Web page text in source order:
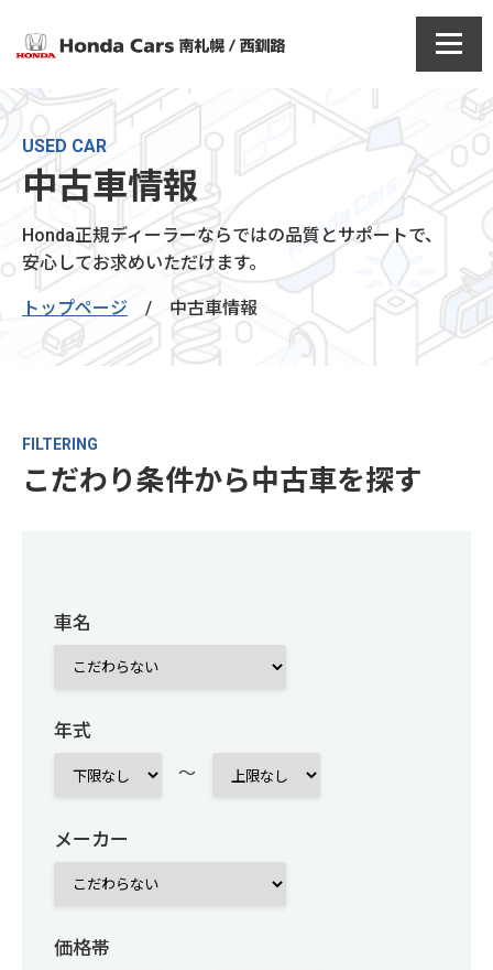
USED CAR
中古車情報
Honda正規ディーラーならではの品質とサポートで、
安心してお求めいただけます。
トップページ / 中古車情報
FILTERING
こだわり条件から中古車を探す
車名
年式
～
メーカー
価格帯